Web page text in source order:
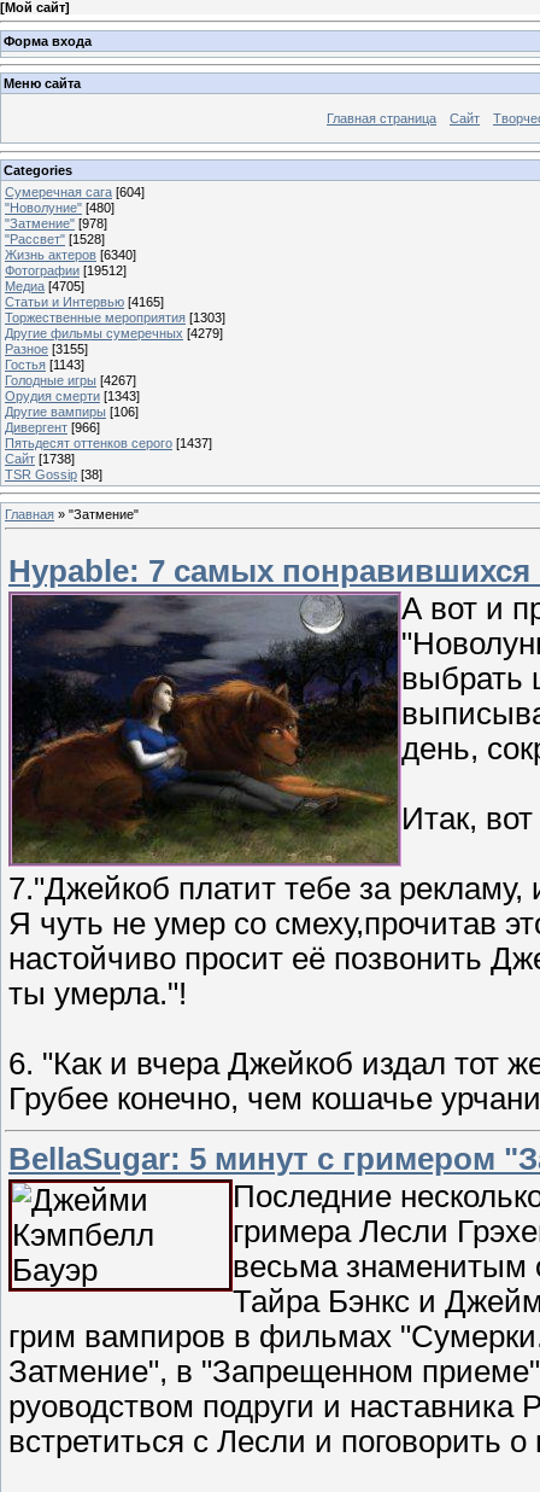
[Мой сайт]
Форма входа
Меню сайта
Главная страница Сайт
Categories
Сумеречная сага [604]
"Новолуние" [480]
"Затмение" [978]
"Рассвет" [1528]
Жизнь актеров [6340]
Фотографии [19512]
Медиа [4705]
Статьи и Интервью [4165]
Торжественные мероприятия [1303]
Другие фильмы сумеречных [4279]
Разное [3155]
Гостья [1143]
Голодные игры [4267]
Орудия смерти [1343]
Другие вампиры [106]
Дивергент [966]
Пятьдесят оттенков серого [1437]
Сайт [1738]
TSR Gossip [38]
Главная » "Затмение"
Hypable: 7 самых
А вот и
выбрать
день,
Итак,
7."Джейкоб платит тебе за
Я чуть не умер со смеху,прочитав
настойчиво просит её позвонить
ты умерла."!
6. "Как и вчера Джейкоб издал тот
Грубее конечно, чем кошачье
BellaSugar: 5 минут с гримером
Последние
гримера Лесли
весьма знаменитым
Тайра Бэнкс и
грим вампиров в фильмах
Затмение", в "Запрещенном
руоводством подруги и
встретиться с Лесли и поговорить